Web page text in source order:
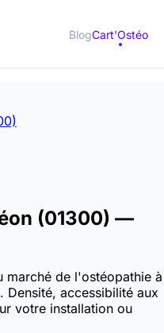
BlogCart'Ostéo
(01300) —
marché de l'ostéopathie à
Densité, accessibilité aux
votre installation ou